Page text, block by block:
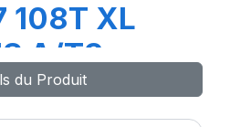
108T XL
A/T3
du Produit